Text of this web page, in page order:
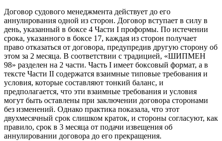
Договор судового менеджмента действует до его
аннулирования одной из сторон. Договор вступает в силу в
день, указанный в боксе 4 Части І проформы. По истечении
срока, указанного в боксе 17, каждая из сторон получает
право отказаться от договора, предупредив другую сторону об
этом за 2 месяца. В соответствии с традицией, «ШИПМЕН
98» разделен на 2 части. Часть І имеет боксовый формат, а в
тексте Части ІІ содержатся взаимные типовые требования и
условия, которые составляют тонкий баланс, и
предполагается, что эти взаимные требования и условия
могут быть оставлены при заключении договора сторонами
без изменений. Однако практика показала, что этот
двухмесячный срок слишком краток, и стороны согласуют, как
правило, срок в 3 месяца от подачи извещения об
аннулировании договора до его прекращения.